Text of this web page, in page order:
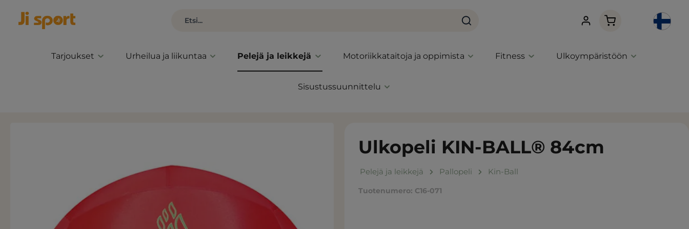
Ostoskori sisältää
Tarjoukset Urheilua ja liikuntaa Pelejä ja leikkejä Motoriikkataitoja ja oppimista Fitness Ulkoympäristöön
Sisustussuunnittelu
Ulkopeli KIN-BALL® 84cm
Pelejä ja leikkejä Pallopeli Kin-Ball
Tuotenumero: C16-071